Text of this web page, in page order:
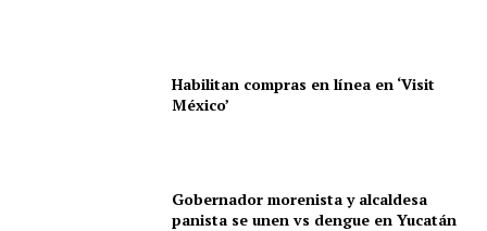
Habilitan compras en línea en ‘Visit
México’
Gobernador morenista y alcaldesa
panista se unen vs dengue en Yucatán